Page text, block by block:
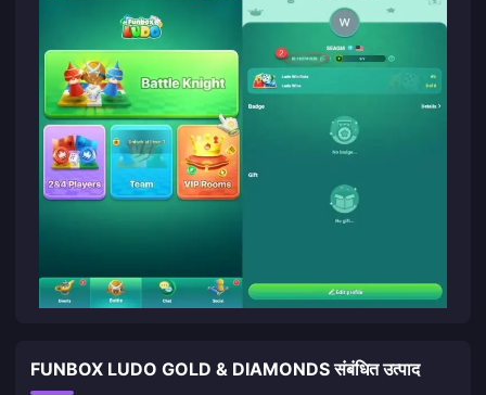
FUNBOX LUDO GOLD & DIAMONDS संबंधित उत्पाद